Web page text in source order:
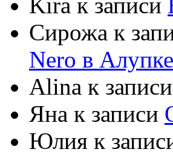
Kira к записи
Сирожа к
Nero в
Alina к записи
Яна к записи
Юлия к